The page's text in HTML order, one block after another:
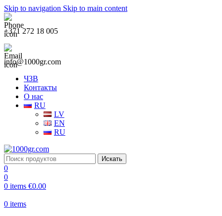
Skip to navigation Skip to main content
+371 272 18 005
info@1000gr.com
ЧЗВ
Контакты
О нас
RU
LV
EN
RU
Искать
0
0
0 items €0.00
0 items